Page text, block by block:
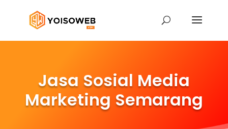
Jasa Sosial Media
Marketing Semarang